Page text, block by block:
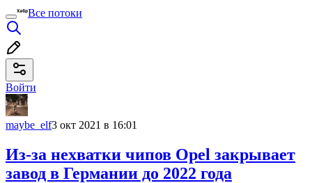
Все потоки
Войти
maybe_elf3 окт 2021 в 16:01
Из-за нехватки чипов Opel закрывает
завод в Германии до 2022 года